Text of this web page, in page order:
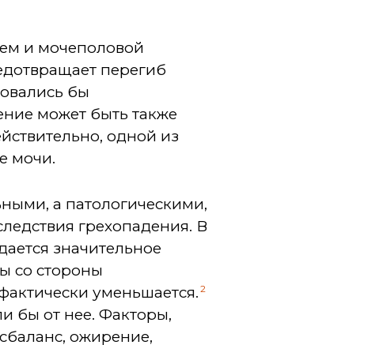
и мочеполовой
перегиб
бы
может быть также
одной из
мочи.
а патологическими,
грехопадения. В
значительное
со стороны
уменьшается. 2
бы от нее. Факторы,
ожирение,